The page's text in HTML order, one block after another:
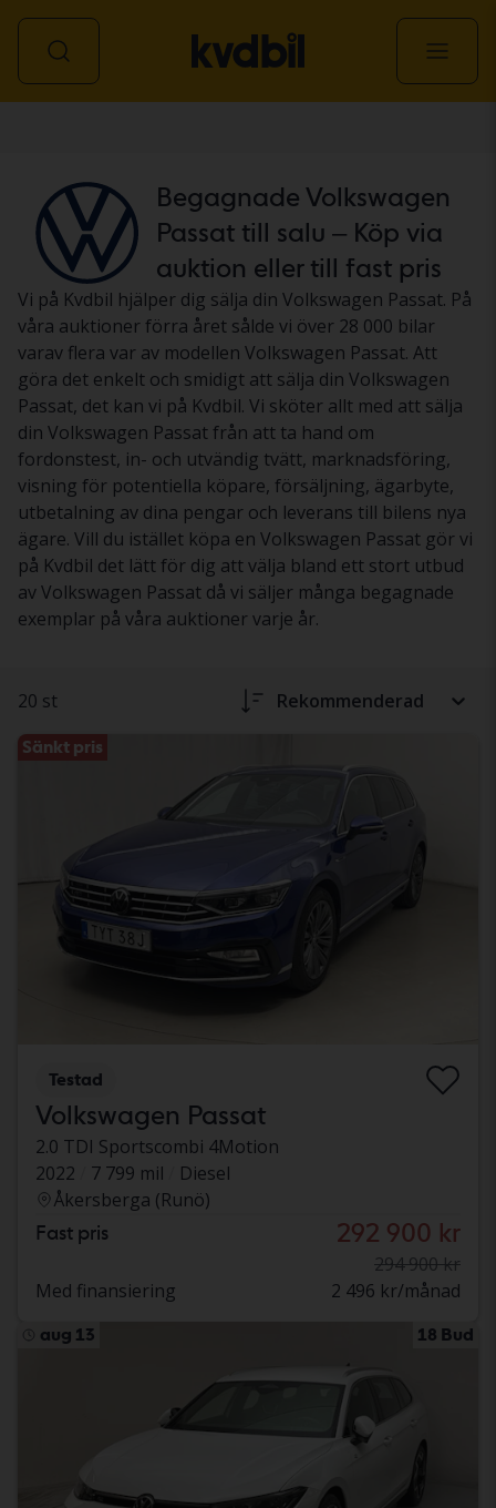
Begagnade Volkswagen
Passat till salu – Köp via
auktion eller till fast pris
Vi på Kvdbil hjälper dig sälja din Volkswagen Passat. På
våra auktioner förra året sålde vi över 28 000 bilar
varav flera var av modellen Volkswagen Passat. Att
göra det enkelt och smidigt att sälja din Volkswagen
Passat, det kan vi på Kvdbil. Vi sköter allt med att sälja
din Volkswagen Passat från att ta hand om
fordonstest, in- och utvändig tvätt, marknadsföring,
visning för potentiella köpare, försäljning, ägarbyte,
utbetalning av dina pengar och leverans till bilens nya
ägare. Vill du istället köpa en Volkswagen Passat gör vi
på Kvdbil det lätt för dig att välja bland ett stort utbud
av Volkswagen Passat då vi säljer många begagnade
exemplar på våra auktioner varje år.
20 st Rekommenderad
Sänkt pris
Testad
Volkswagen Passat
2.0 TDI Sportscombi 4Motion
2022
7 799 mil
Diesel
Åkersberga (Runö)
Fast pris 292 900 kr
294 900 kr
Med finansiering
2 496 kr/månad
aug 13 18 Bud